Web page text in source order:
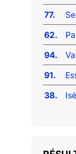
77.
62.
94.
91.
38.